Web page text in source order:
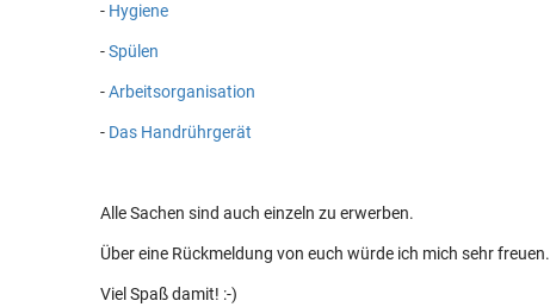
- Hygiene
-Spülen
-Arbeitsorganisation
- Das Handrührgerät
Alle Sachen sind auch einzeln zu erwerben.
Über eine Rückmeldung von euch würde ich mich sehr freuen.
Viel Spaß damit! :-)